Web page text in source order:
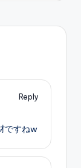
Reply
ですねw